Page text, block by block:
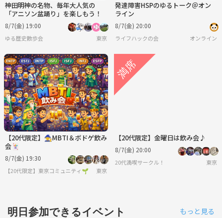
神田明神の名物、毎年大人気の
「アニソン盆踊り」を楽しもう！
8/7(金) 19:00
ゆる歴史散歩会 東京
発達障害HSPのゆるトーク＠オン
ライン
8/7(金) 20:00
ライフハックの会 オンライン
【20代限定】🧙MBTI＆ボドゲ飲み
会🃏
8/7(金) 19:30
【20代限定】東京コミュニティ🌱 東京
【20代限定】金曜日は飲み会♪
8/7(金) 20:00
20代満喫サークル！ 東京
明日参加できるイベント もっと見る